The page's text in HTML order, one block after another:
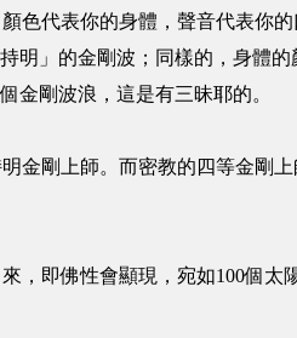
色代表你的身體，聲音代表你
明」的金剛波；同樣的，身體
金剛波浪，這是有三昧耶的。
金剛上師。而密教的四等金剛
，即佛性會顯現，宛如100個太